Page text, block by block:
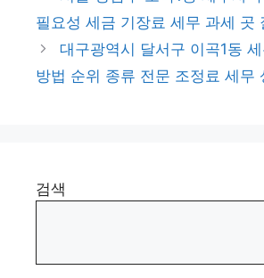
필요성 세금 기장료 세무 과세 곳
대구광역시 달서구 이곡1동
방법 순위 종류 전문 조정료 세무
검색